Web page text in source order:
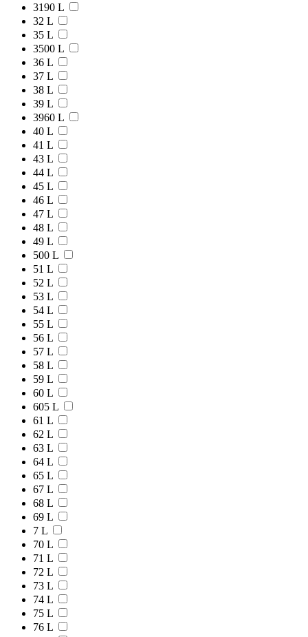
3190 L
32 L
35 L
3500 L
36 L
37 L
38 L
39 L
3960 L
40 L
41 L
43 L
44 L
45 L
46 L
47 L
48 L
49 L
500 L
51 L
52 L
53 L
54 L
55 L
56 L
57 L
58 L
59 L
60 L
605 L
61 L
62 L
63 L
64 L
65 L
67 L
68 L
69 L
7 L
70 L
71 L
72 L
73 L
74 L
75 L
76 L